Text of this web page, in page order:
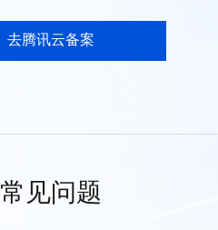
去腾讯云备案
常见问题